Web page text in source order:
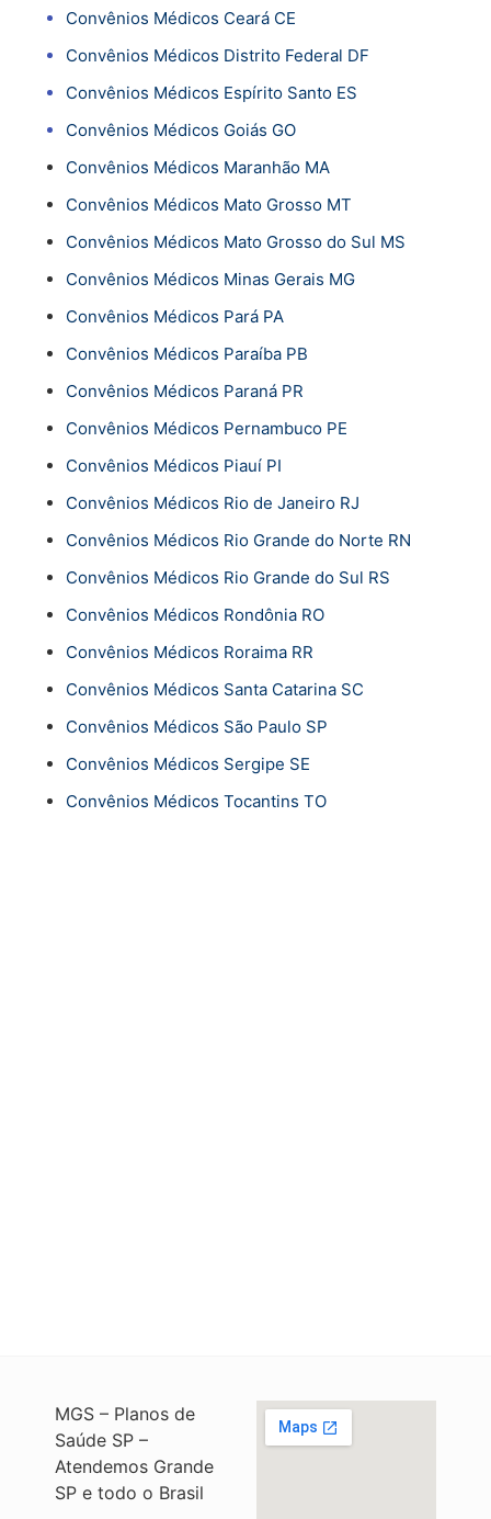
Convênios Médicos Ceará CE
Convênios Médicos Distrito Federal DF
Convênios Médicos Espírito Santo ES
Convênios Médicos Goiás GO
Convênios Médicos Maranhão MA
Convênios Médicos Mato Grosso MT
Convênios Médicos Mato Grosso do Sul MS
Convênios Médicos Minas Gerais MG
Convênios Médicos Pará PA
Convênios Médicos Paraíba PB
Convênios Médicos Paraná PR
Convênios Médicos Pernambuco PE
Convênios Médicos Piauí PI
Convênios Médicos Rio de Janeiro RJ
Convênios Médicos Rio Grande do Norte RN
Convênios Médicos Rio Grande do Sul RS
Convênios Médicos Rondônia RO
Convênios Médicos Roraima RR
Convênios Médicos Santa Catarina SC
Convênios Médicos São Paulo SP
Convênios Médicos Sergipe SE
Convênios Médicos Tocantins TO
MGS – Planos de
Saúde SP –
Atendemos Grande
SP e todo o Brasil